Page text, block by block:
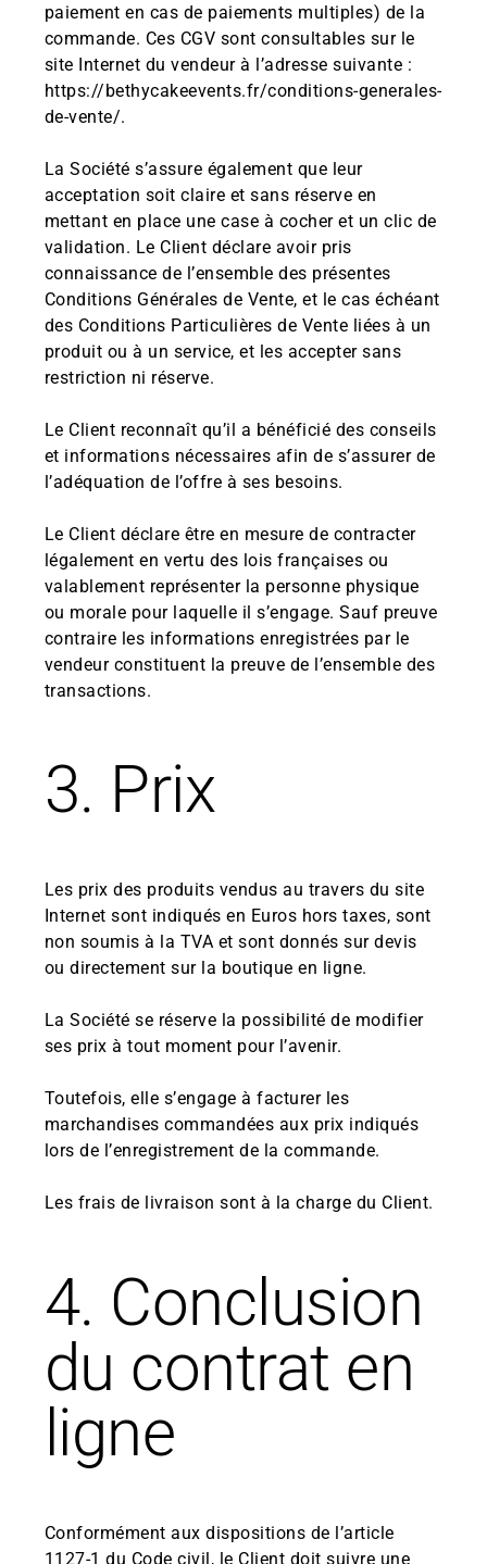
paiement en cas de paiements multiples) de la
commande. Ces CGV sont consultables sur le
site Internet du vendeur à l’adresse suivante :
https://bethycakeevents.fr/conditions-generales-
de-vente/.
La Société s’assure également que leur
acceptation soit claire et sans réserve en
mettant en place une case à cocher et un clic de
validation. Le Client déclare avoir pris
connaissance de l’ensemble des présentes
Conditions Générales de Vente, et le cas échéant
des Conditions Particulières de Vente liées à un
produit ou à un service, et les accepter sans
restriction ni réserve.
Le Client reconnaît qu’il a bénéficié des conseils
et informations nécessaires afin de s’assurer de
l’adéquation de l’offre à ses besoins.
Le Client déclare être en mesure de contracter
légalement en vertu des lois françaises ou
valablement représenter la personne physique
ou morale pour laquelle il s’engage. Sauf preuve
contraire les informations enregistrées par le
vendeur constituent la preuve de l’ensemble des
transactions.
3. Prix
Les prix des produits vendus au travers du site
Internet sont indiqués en Euros hors taxes, sont
non soumis à la TVA et sont donnés sur devis
ou directement sur la boutique en ligne.
La Société se réserve la possibilité de modifier
ses prix à tout moment pour l’avenir.
Toutefois, elle s’engage à facturer les
marchandises commandées aux prix indiqués
lors de l’enregistrement de la commande.
Les frais de livraison sont à la charge du Client.
4. Conclusion
du contrat en
ligne
Conformément aux dispositions de l’article
1127-1 du Code civil, le Client doit suivre une